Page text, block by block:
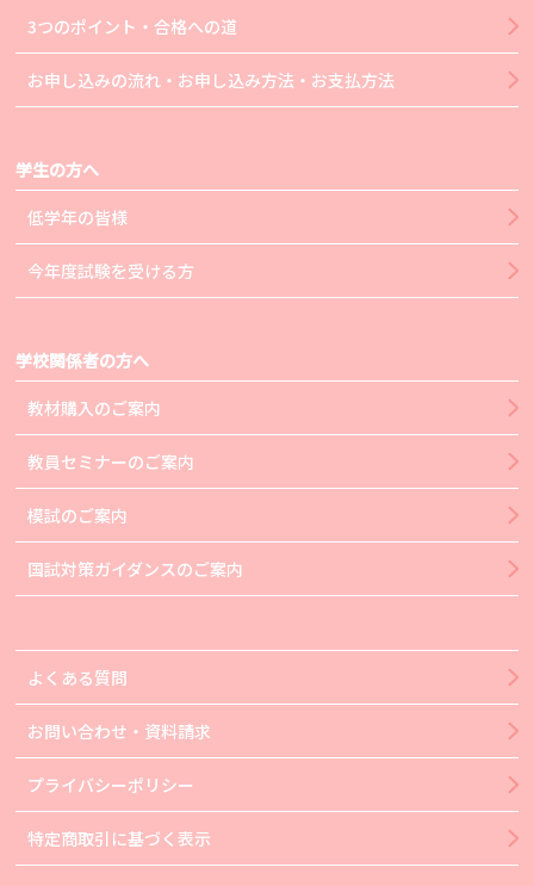
3つのポイント・合格への道
お申し込みの流れ・お申し込み方法・お支払方法
学生の方へ
低学年の皆様
今年度試験を受ける方
学校関係者の方へ
教材購入のご案内
教員セミナーのご案内
模試のご案内
国試対策ガイダンスのご案内
よくある質問
お問い合わせ・資料請求
プライバシーポリシー
特定商取引に基づく表示